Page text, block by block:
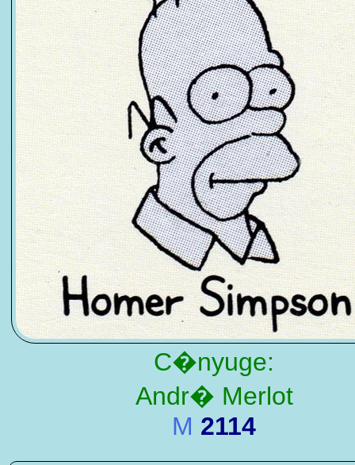
C�nyuge:
Andr� Merlot
M 2114